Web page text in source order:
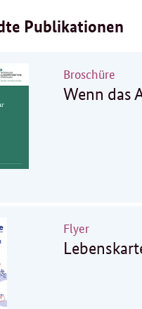
Publikationen
Broschüre
Wenn das
Flyer